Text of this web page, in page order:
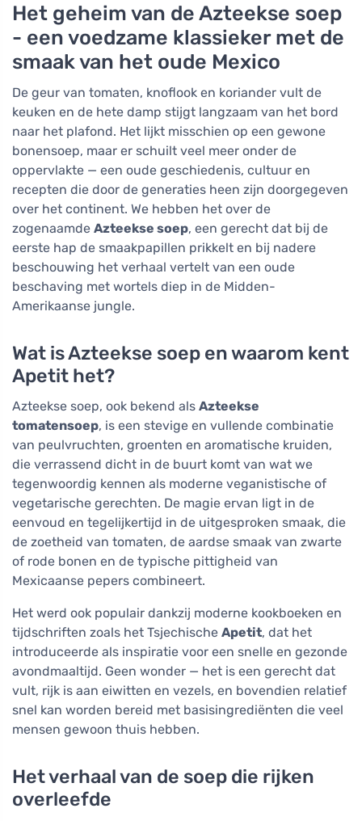
Het geheim van de Azteekse soep
- een voedzame klassieker met de
smaak van het oude Mexico
De geur van tomaten, knoflook en koriander vult de
keuken en de hete damp stijgt langzaam van het bord
naar het plafond. Het lijkt misschien op een gewone
bonensoep, maar er schuilt veel meer onder de
oppervlakte — een oude geschiedenis, cultuur en
recepten die door de generaties heen zijn doorgegeven
over het continent. We hebben het over de
zogenaamde Azteekse soep, een gerecht dat bij de
eerste hap de smaakpapillen prikkelt en bij nadere
beschouwing het verhaal vertelt van een oude
beschaving met wortels diep in de Midden-
Amerikaanse jungle.
Wat is Azteekse soep en waarom kent
Apetit het?
Azteekse soep, ook bekend als Azteekse
tomatensoep, is een stevige en vullende combinatie
van peulvruchten, groenten en aromatische kruiden,
die verrassend dicht in de buurt komt van wat we
tegenwoordig kennen als moderne veganistische of
vegetarische gerechten. De magie ervan ligt in de
eenvoud en tegelijkertijd in de uitgesproken smaak, die
de zoetheid van tomaten, de aardse smaak van zwarte
of rode bonen en de typische pittigheid van
Mexicaanse pepers combineert.
Het werd ook populair dankzij moderne kookboeken en
tijdschriften zoals het Tsjechische Apetit, dat het
introduceerde als inspiratie voor een snelle en gezonde
avondmaaltijd. Geen wonder — het is een gerecht dat
vult, rijk is aan eiwitten en vezels, en bovendien relatief
snel kan worden bereid met basisingrediënten die veel
mensen gewoon thuis hebben.
Het verhaal van de soep die rijken
overleefde